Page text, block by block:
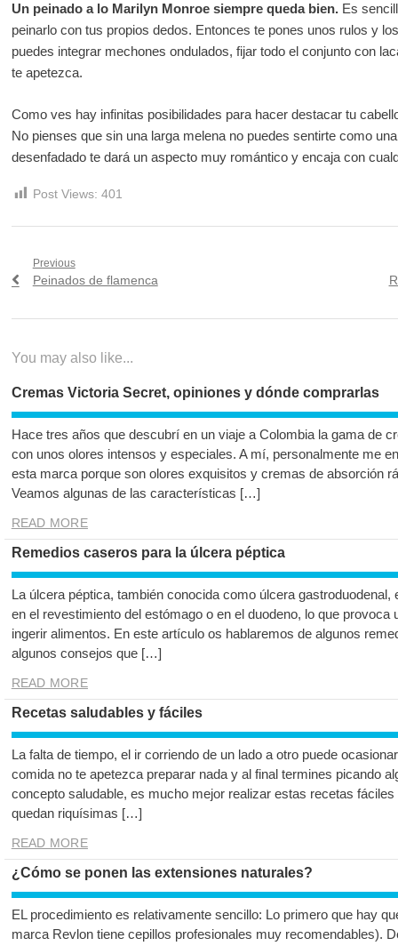
Un peinado a lo Marilyn Monroe siempre queda bien.Es
peinarlo con tus propios dedos. Entonces te pones unos rulos y
puedes integrar mechones ondulados, fijar todo el conjunto con
te apetezca.
Como ves hay infinitas posibilidades para hacer destacar tu
No pienses que sin una larga melena no puedes sentirte como
desenfadado te dará un aspecto muy romántico y encaja con
Post Views: 401
Navegación
Previous
Previous
Peinados de flamenca
You may also like...
Cremas Victoria Secret, opiniones y dónde comprarlas
Hace tres años que descubrí en un viaje a Colombia la gama de
con unos olores intensos y especiales. A mí, personalmente me
esta marca porque son olores exquisitos y cremas de absorción
Veamos algunas de las características […]
READ MORE
Remedios caseros para la úlcera péptica
La úlcera péptica, también conocida como úlcera
en el revestimiento del estómago o en el duodeno, lo que provoca
ingerir alimentos. En este artículo os hablaremos de algunos
algunos consejos que […]
READ MORE
Recetas saludables y fáciles
La falta de tiempo, el ir corriendo de un lado a otro puede
comida no te apetezca preparar nada y al final termines picando
concepto saludable, es mucho mejor realizar estas recetas
quedan riquísimas […]
READ MORE
¿Cómo se ponen las extensiones naturales?
EL procedimiento es relativamente sencillo: Lo primero que hay
marca Revlon tiene cepillos profesionales muy recomendables).